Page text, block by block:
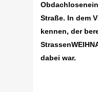
Straße. In dem
kennen, der
dabei war.